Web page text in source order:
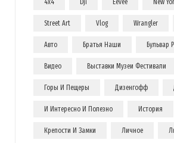
Street Art Vlog Wrangler
Авто Братья Наши Бульвар
Видео Выставки Музеи Фестивали
Горы И Пещеры Дизенгофф
И Интересно И Полезно История
Крепости И Замки Личное